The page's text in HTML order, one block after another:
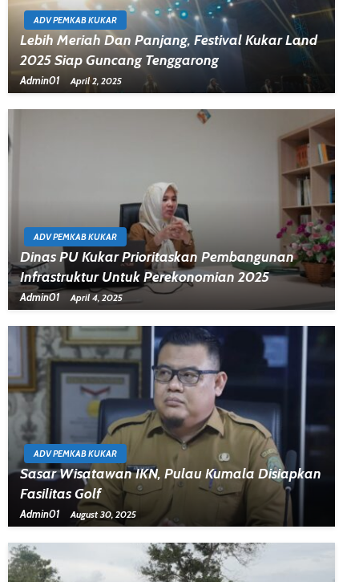
ADV PEMKAB KUKAR
Lebih Meriah Dan Panjang, Festival Kukar Land
2025 Siap Guncang Tenggarong
Admin01 April 2, 2025
ADV PEMKAB KUKAR
Dinas PU Kukar Prioritaskan Pembangunan
Infrastruktur Untuk Perekonomian 2025
Admin01 April 4, 2025
ADV PEMKAB KUKAR
Sasar Wisatawan IKN, Pulau Kumala Disiapkan
Fasilitas Golf
Admin01 August 30, 2025